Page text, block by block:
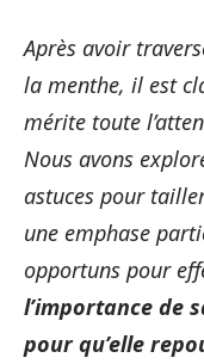
Après avoir
la menthe, il est
mérite toute
Nous avons
astuces pour
une emphase
opportuns pour
l’importance de
pour qu’elle